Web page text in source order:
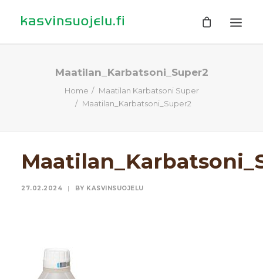
ETUSIVU
TUOTTEET
TILAUSOHJEET
YHTEYSTIEDOT
Maatilan_Karbatsoni_Super2
Home
Maatilan Karbatsoni Super
Maatilan_Karbatsoni_Super2
27.02.2024 | BY KASVINSUOJELU